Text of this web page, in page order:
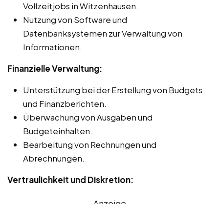
Vollzeitjobs in Witzenhausen.
Nutzung von Software und
Datenbanksystemen zur Verwaltung von
Informationen.
Finanzielle Verwaltung:
Unterstützung bei der Erstellung von Budgets
und Finanzberichten.
Überwachung von Ausgaben und
Budgeteinhalten.
Bearbeitung von Rechnungen und
Abrechnungen.
Vertraulichkeit und Diskretion: